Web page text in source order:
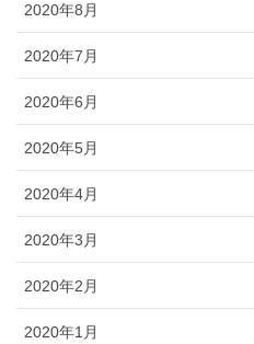
2020年8月
2020年7月
2020年6月
2020年5月
2020年4月
2020年3月
2020年2月
2020年1月